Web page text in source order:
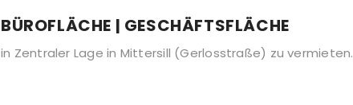
BÜROFLÄCHE | GESCHÄFTSFLÄCHE
in Zentraler Lage in Mittersill (Gerlosstraße) zu vermieten.